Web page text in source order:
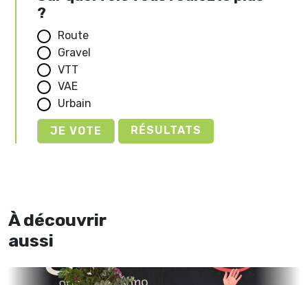
?
Route
Gravel
VTT
VAE
Urbain
RÉSULTATS
À découvrir
aussi